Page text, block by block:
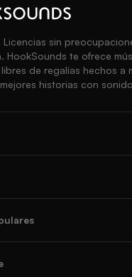
Licencias sin
HookSounds te ofrece
de regalías hechos a
historias con